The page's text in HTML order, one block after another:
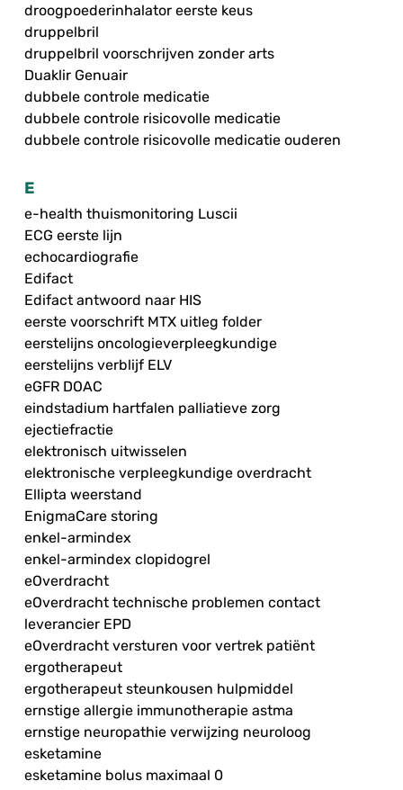
droogpoederinhalator eerste keus
druppelbril
druppelbril voorschrijven zonder arts
Duaklir Genuair
dubbele controle medicatie
dubbele controle risicovolle medicatie
dubbele controle risicovolle medicatie ouderen
E
e-health thuismonitoring Luscii
ECG eerste lijn
echocardiografie
Edifact
Edifact antwoord naar HIS
eerste voorschrift MTX uitleg folder
eerstelijns oncologieverpleegkundige
eerstelijns verblijf ELV
eGFR DOAC
eindstadium hartfalen palliatieve zorg
ejectiefractie
elektronisch uitwisselen
elektronische verpleegkundige overdracht
Ellipta weerstand
EnigmaCare storing
enkel-armindex
enkel-armindex clopidogrel
eOverdracht
eOverdracht technische problemen contact
leverancier EPD
eOverdracht versturen voor vertrek patiënt
ergotherapeut
ergotherapeut steunkousen hulpmiddel
ernstige allergie immunotherapie astma
ernstige neuropathie verwijzing neuroloog
esketamine
esketamine bolus maximaal 0